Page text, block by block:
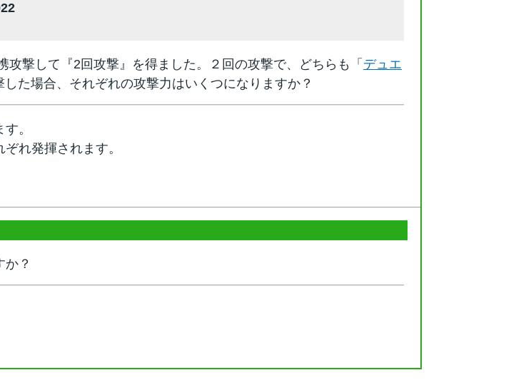
攻撃して『2回攻撃』を得ました。２回の攻撃で、どちらも「 デュエ
した場合、それぞれの攻撃力はいくつになりますか？
。
れ発揮されます。
か？